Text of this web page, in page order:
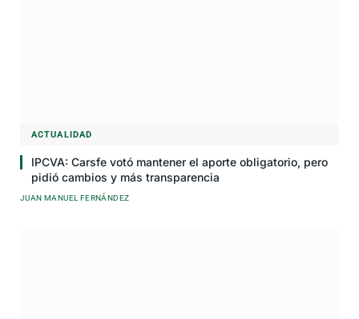
ACTUALIDAD
IPCVA: Carsfe votó mantener el aporte obligatorio, pero
pidió cambios y más transparencia
JUAN MANUEL FERNÁNDEZ